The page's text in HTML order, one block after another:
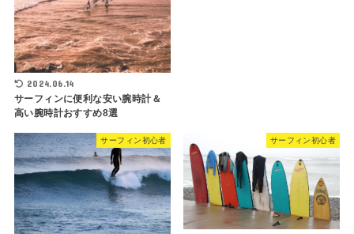
2024.06.14
サーフィンに便利な安い腕時計＆
高い腕時計おすすめ8選
サーフィン初心者 サーフィン初心者